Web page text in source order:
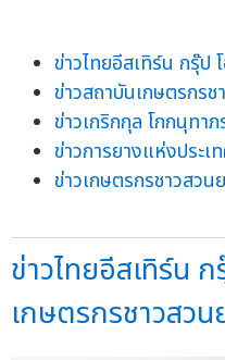
ข่าวไทยอีสเทิร์น กรุ๊ป
ข่าวสถาบันเกษตรกรช
ข่าวเกริกกุล โกกนุทา
ข่าวการยางแห่งประเ
ข่าวเกษตรกรชาวสวน
ข่าวไทยอีสเทิร์น
เกษตรกรชาวสว